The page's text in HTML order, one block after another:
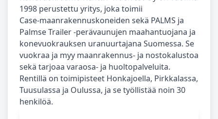
1998 perustettu yritys, joka toimii
Case‑maanrakennuskoneiden sekä PALMS ja
Palmse Trailer ‑perävaunujen maahantuojana ja
konevuokrauksen uranuurtajana Suomessa. Se
vuokraa ja myy maanrakennus‑ ja nostokalustoa
sekä tarjoaa varaosa‑ ja huoltopalveluita.
Rentillä on toimipisteet Honkajoella, Pirkkalassa,
Tuusulassa ja Oulussa, ja se työllistää noin 30
henkilöä.